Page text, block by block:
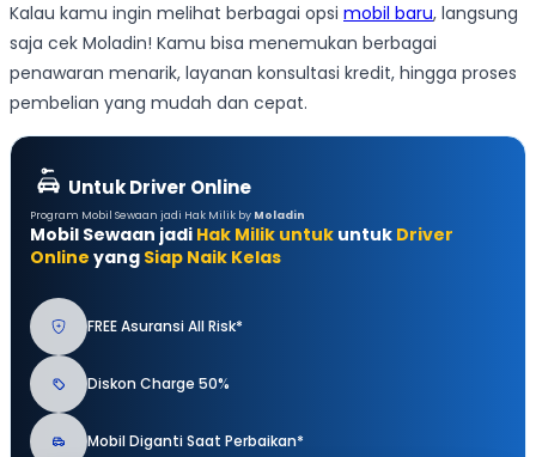
Kalau kamu ingin melihat berbagai opsi mobil baru, langsung
saja cek Moladin! Kamu bisa menemukan berbagai
penawaran menarik, layanan konsultasi kredit, hingga proses
pembelian yang mudah dan cepat.
Untuk Driver Online
Program Mobil Sewaan jadi Hak Milik by Moladin
Mobil Sewaan jadi Hak Milik untuk untuk Driver
Online yang Siap Naik Kelas
FREE Asuransi All Risk*
Diskon Charge 50%
Mobil Diganti Saat Perbaikan*